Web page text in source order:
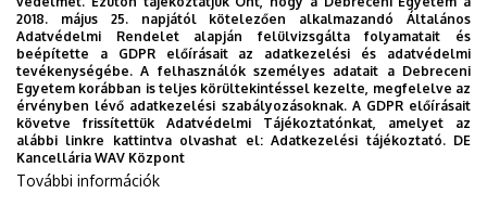
2026. augusztus 7.
Univerzum: A Debreceni Egyetem
titkos receptjei
KUTATÁS TUDOMÁNY
2018. május 25. napjától kötelezően alkalmazandó Általános
Adatvédelmi Rendelet alapján felülvizsgálta folyamatait és
beépítette a GDPR előírásait az adatkezelési és adatvédelmi
tevékenységébe. A felhasználók személyes adatait a Debreceni
Egyetem korábban is teljes körültekintéssel kezelte, megfelelve az
érvényben lévő adatkezelési szabályozásoknak. A GDPR előírásait
követve frissítettük Adatvédelmi Tájékoztatónkat, amelyet az
alábbi linkre kattintva olvashat el:Adatkezelési tájékoztató. DE
Kancellária WAV Központ
További információk